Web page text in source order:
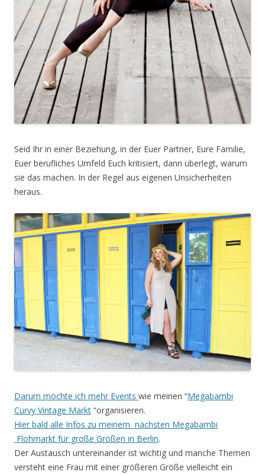
Seid Ihr in einer Beziehung, in der Euer Partner, Eure Familie,
Euer berufliches Umfeld Euch kritisiert, dann überlegt, warum
sie das machen. In der Regel aus eigenen Unsicherheiten
heraus.
Darum möchte ich mehr Events wie meinen “Megabambi
Curvy Vintage Markt “organisieren.
Hier bald alle Infos zu meinem nächsten Megabambi
Flohmarkt für große Größen in Berlin.
Der Austausch untereinander ist wichtig und manche Themen
versteht eine Frau mit einer größeren Größe vielleicht ein